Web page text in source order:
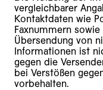
vergleichbarer
Kontaktdaten wie
Faxnummern
Übersendung von
Informationen ist
gegen die
bei Verstößen
vorbehalten.